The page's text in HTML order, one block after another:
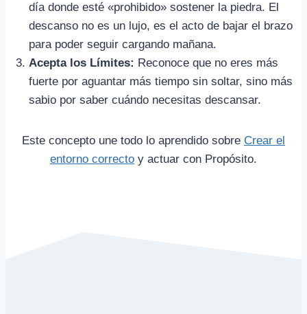
día donde esté «prohibido» sostener la piedra. El
descanso no es un lujo, es el acto de bajar el brazo
para poder seguir cargando mañana.
Acepta los Límites: Reconoce que no eres más
fuerte por aguantar más tiempo sin soltar, sino más
sabio por saber cuándo necesitas descansar.
Este concepto une todo lo aprendido sobre Crear el
entorno correcto y actuar con Propósito.